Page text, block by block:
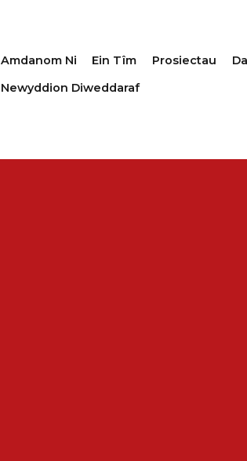
Amdanom Ni Ein Tîm Prosiectau
Newyddion Diweddaraf